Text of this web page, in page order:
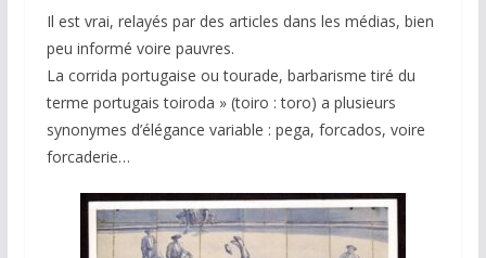
Il est vrai, relayés par des articles dans les médias, bien
peu informé voire pauvres.
La corrida portugaise ou tourade, barbarisme tiré du
terme portugais toiroda » (toiro : toro) a plusieurs
synonymes d’élégance variable : pega, forcados, voire
forcaderie…